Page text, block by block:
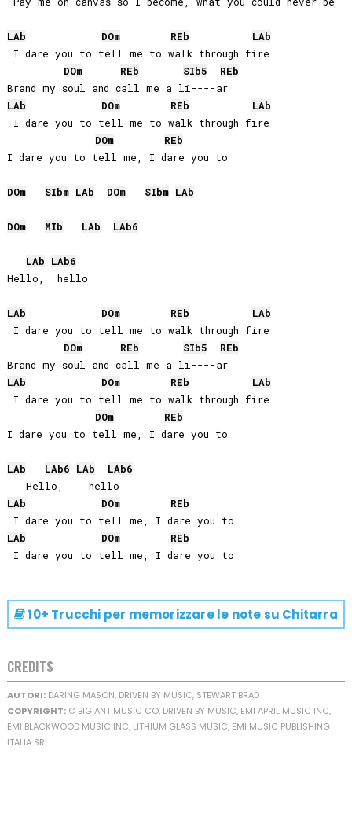
LAb DOm REb
LAb
I dare you to tell me to walk through fire
DOm REb SIb5
REb
Brand my soul and call me a li----ar
LAb
DOm REb
LAb
I dare you to tell me to walk through fire
DOm
REb
I dare you to tell me, I dare you to
DOm SIbm LAb DOm SIbm LAb
DOm MIb LAb LAb6
LAb LAb6
Hello,  hello
LAb DOm REb
LAb
I dare you to tell me to walk through fire
DOm REb SIb5
REb
Brand my soul and call me a li----ar
LAb
DOm REb
LAb
I dare you to tell me to walk through fire
DOm
REb
I dare you to tell me, I dare you to
LAb LAb6 LAb LAb6
LAb
DOm
REb
LAb
DOm
REb
10+ Trucchi per memorizzare le note su Chitarra
CREDITS
AUTORI:DARING MASON, DRIVEN BY MUSIC, STEWART BRAD
COPYRIGHT:© BIG ANT MUSIC CO, DRIVEN BY MUSIC, EMI APRIL MUSIC INC,
EMI BLACKWOOD MUSIC INC, LITHIUM GLASS MUSIC, EMI MUSIC PUBLISHING
ITALIA SRL